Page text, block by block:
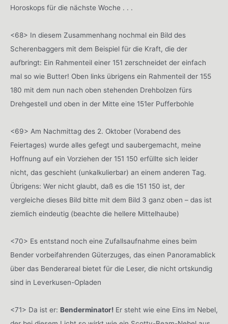
Horoskops für die nächste Woche . . .
<68> In diesem Zusammenhang nochmal ein Bild des
Scherenbaggers mit dem Beispiel für die Kraft, die der
aufbringt: Ein Rahmenteil einer 151 zerschneidet der einfach
mal so wie Butter! Oben links übrigens ein Rahmenteil der 155
180 mit dem nun nach oben stehenden Drehbolzen fürs
Drehgestell und oben in der Mitte eine 151er Pufferbohle
<69> Am Nachmittag des 2. Oktober (Vorabend des
Feiertages) wurde alles gefegt und saubergemacht, meine
Hoffnung auf ein Vorziehen der 151 150 erfüllte sich leider
nicht, das geschieht (unkalkulierbar) an einem anderen Tag.
Übrigens: Wer nicht glaubt, daß es die 151 150 ist, der
vergleiche dieses Bild bitte mit dem Bild 3 ganz oben – das ist
ziemlich eindeutig (beachte die hellere Mittelhaube)
<70> Es entstand noch eine Zufallsaufnahme eines beim
Bender vorbeifahrenden Güterzuges, das einen Panoramablick
über das Benderareal bietet für die Leser, die nicht ortskundig
sind in Leverkusen-Opladen
<71> Da ist er: Benderminator! Er steht wie eine Eins im Nebel,